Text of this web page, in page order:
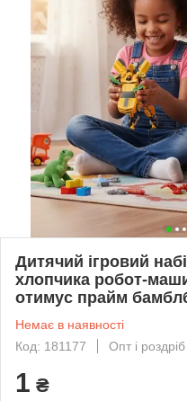
Дитячий ігровий
хлопчика робот-
отимус прайм
Немає в наявності
Код: 181177
Опт і роздріб
1 ₴